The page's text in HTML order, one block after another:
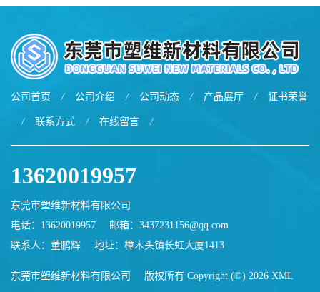
公司首页 / 公司介绍 / 公司动态 / 产品展厅 / 证书荣誉
/ 联系方式 / 在线留言 /
13620019957
东莞市塑维新材料有限公司
电话：13620019957
邮箱： 3437231156@qq.com
联系人：董鹏辉
地址：樟木头镇长虹大厦1413
东莞市塑维新材料有限公司 版权所有 Copyright (©) 2026 XML